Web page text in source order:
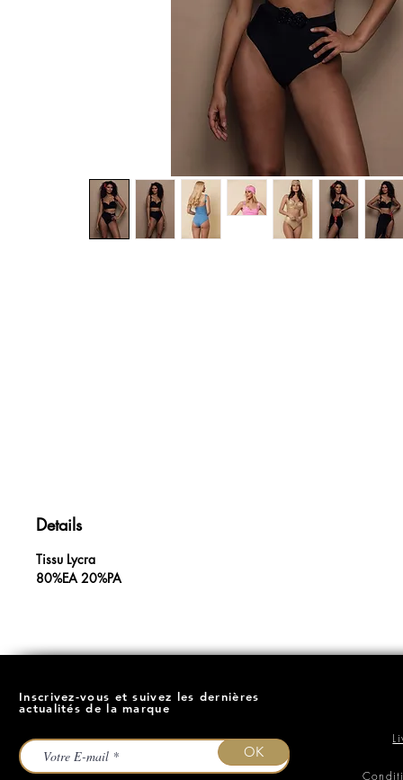
Details
Tissu Lycra
80%EA 20%PA
Inscrivez-vous et suivez les dernières
actualités de la marque
OK